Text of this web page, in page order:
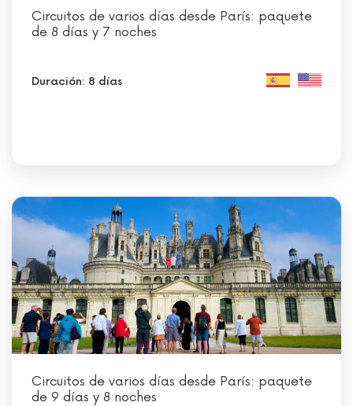
Circuitos de varios días desde París: paquete
de 8 días y 7 noches
Duración: 8 días
Circuitos de varios días desde París: paquete
de 9 días y 8 noches